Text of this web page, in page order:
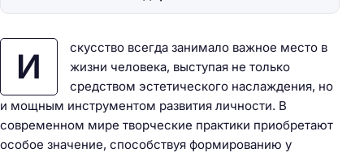
И
скусство всегда занимало важное место в
жизни человека, выступая не только
средством эстетического наслаждения, но
и мощным инструментом развития личности. В
современном мире творческие практики приобретают
особое значение, способствуя формированию у